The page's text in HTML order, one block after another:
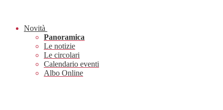
Novità
Panoramica
Le notizie
Le circolari
Calendario eventi
Albo Online